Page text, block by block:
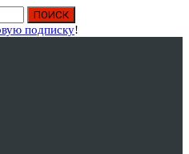
подписку!